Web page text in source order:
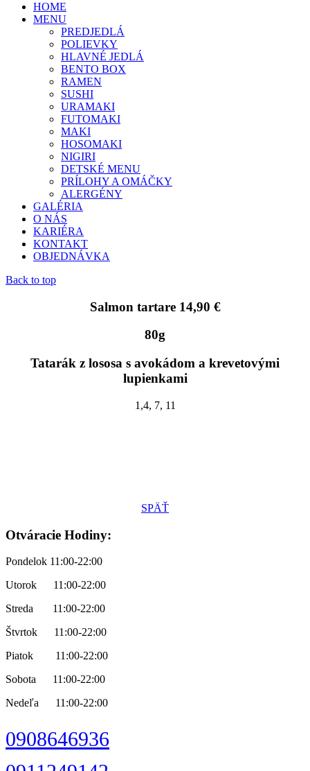
HOME
MENU
PREDJEDLÁ
POLIEVKY
HLAVNÉ JEDLÁ
BENTO BOX
RAMEN
SUSHI
URAMAKI
FUTOMAKI
MAKI
HOSOMAKI
NIGIRI
DETSKÉ MENU
PRÍLOHY A OMÁČKY
ALERGÉNY
GALÉRIA
O NÁS
KARIÉRA
KONTAKT
OBJEDNÁVKA
Back to top
Salmon tartare 14,90 €
80g
Tatarák z lososa s avokádom a krevetovými
lupienkami
1,4, 7, 11
SPÄŤ
Otváracie Hodiny:
Pondelok 11:00-22:00
Utorok 11:00-22:00
Streda 11:00-22:00
Štvrtok 11:00-22:00
Piatok 11:00-22:00
Sobota 11:00-22:00
Nedeľa 11:00-22:00
0908646936